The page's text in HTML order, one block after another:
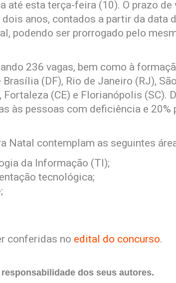
até esta terça-feira (10). O prazo de
anos, contados a partir da data
podendo ser prorrogado pelo
236 vagas, bem como à
(DF), Rio de Janeiro (RJ),
(CE) e Florianópolis (SC).
às pessoas com deficiência e 20%
Natal contemplam as seguintes
da Informação (TI);
tecnológica;
conferidas no edital do concurso.
dos seus autores.